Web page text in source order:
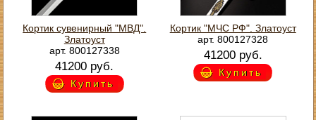
Кортик сувенирный "МВД".
Златоуст
арт. 800127338
41200 руб.
Купить
Кортик "МЧС РФ". Златоуст
арт. 800127328
41200 руб.
Купить